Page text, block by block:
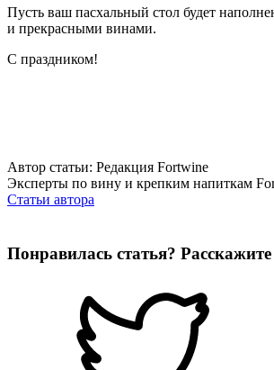
Пусть ваш пасхальный стол будет
и прекрасными винами.
С праздником!
Автор статьи: Редакция Fortwine
Эксперты по вину и крепким напиткам
Статьи автора
Понравилась статья?